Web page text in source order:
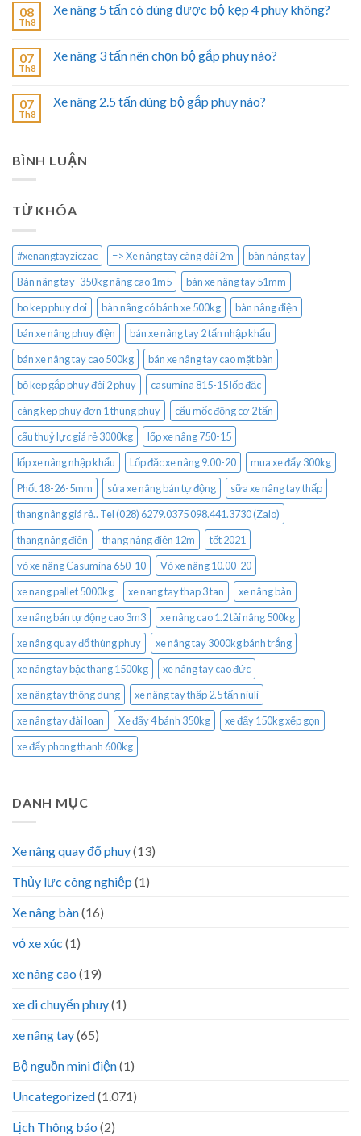
08
Th8
Xe nâng 5 tấn có dùng được bộ kẹp 4 phuy không?
07
Th8
Xe nâng 3 tấn nên chọn bộ gắp phuy nào?
07
Th8
Xe nâng 2.5 tấn dùng bộ gắp phuy nào?
BÌNH LUẬN
TỪ KHÓA
#xenangtayziczac => Xe nâng tay càng dài 2m
bàn nâng tay
Bàn nâng tay 350kg nâng cao 1m5
bán xe nâng tay 51mm
bo kep phuy doi
bàn nâng có bánh xe 500kg
bàn nâng điện
bán xe nâng phuy điện
bán xe nâng tay 2 tấn nhập khẩu
bán xe nâng tay cao 500kg
bán xe nâng tay cao mặt bàn
bộ kẹp gắp phuy đôi 2 phuy
casumina 815-15 lốp đặc
càng kẹp phuy đơn 1 thùng phuy
cẩu mốc động cơ 2 tấn
cẩu thuỷ lực giá rẻ 3000kg
lốp xe nâng 750-15
lốp xe nâng nhập khẩu
Lốp đặc xe nâng 9.00-20
mua xe đẩy 300kg
Phốt 18-26-5mm
sửa xe nâng bán tự động
sữa xe nâng tay thấp
thang nâng giá rẻ.. Tel (028) 6279.0375 098.441.3730 (Zalo)
thang nâng điện
thang nâng điện 12m
tết 2021
vỏ xe nâng Casumina 650-10
Vỏ xe nâng 10.00-20
xe nang pallet 5000kg
xe nang tay thap 3 tan
xe nâng bàn
xe nâng bán tự động cao 3m3
xe nâng cao 1.2 tải nâng 500kg
xe nâng quay đổ thùng phuy
xe nâng tay 3000kg bánh trắng
xe nâng tay bậc thang 1500kg
xe nâng tay cao đức
xe nâng tay thông dụng
xe nâng tay thấp 2.5 tấn niuli
xe nâng tay đài loan
Xe đẩy 4 bánh 350kg
xe đẩy 150kg xếp gọn
xe đẩy phong thạnh 600kg
DANH MỤC
Xe nâng quay đổ phuy(13)
Thủy lực công nghiệp (1)
Xe nâng bàn(16)
vỏ xe xúc (1)
xe nâng cao (19)
xe di chuyển phuy(1)
xe nâng tay(65)
Bộ nguồn mini điện(1)
Uncategorized(1.071)
Lịch Thông báo (2)